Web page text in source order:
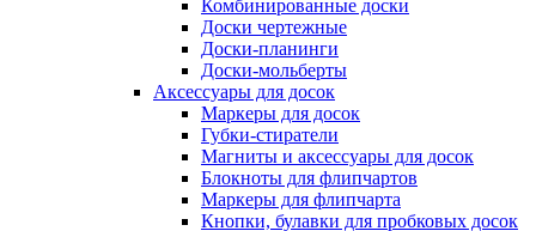
Комбинированные доски
Доски чертежные
Доски-планинги
Доски-мольберты
Аксессуары для досок
Маркеры для досок
Губки-стиратели
Магниты и аксессуары для досок
Блокноты для флипчартов
Маркеры для флипчарта
Кнопки, булавки для пробковых досок